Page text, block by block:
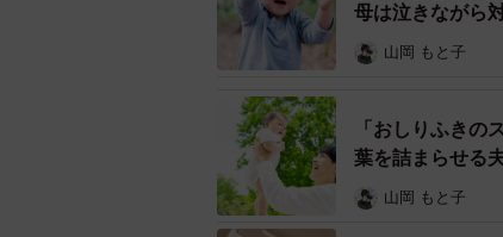
た。そんな体験ができたのも
ミッションは「世界中から
藤井さんは「こどもの居場所
育支援活動プロジェクト」にも
する。
母は泣きながら
山岡 もと子
「おしりふきの
葉を詰まらせる
山岡 もと子